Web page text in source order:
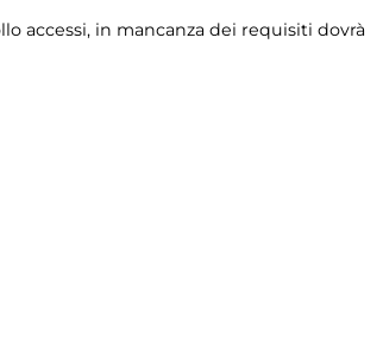
accessi, in mancanza dei requisiti dovrà